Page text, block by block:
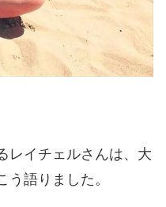
レイチェルさんは、大
語りました。